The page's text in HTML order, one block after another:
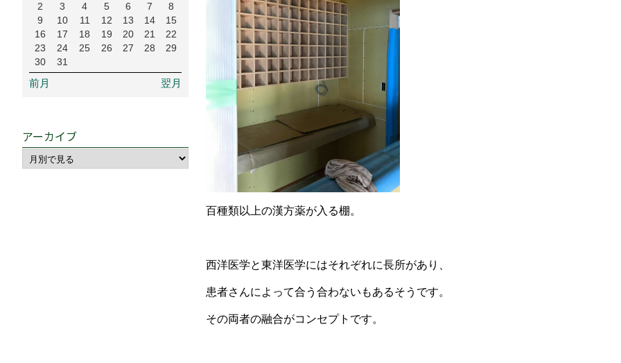
百種類以上の漢方薬が入る棚。
西洋医学と東洋医学にはそれぞれに長所があり、
患者さんによって合う合わないもあるそうです。
その両者の融合がコンセプトです。
2
3 4 5 6 7
8
9
10 11 12 13 14
15
16
17 18 19 20 21
22
23
24 25 26 27 28
29
30
31
前月 翌月
アーカイブ